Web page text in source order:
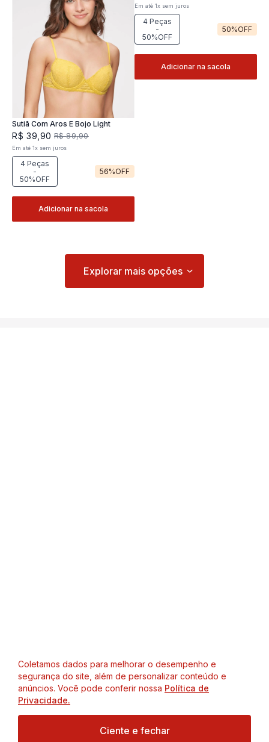
Coletamos dados para melhorar o desempenho e
segurança do site, além de personalizar conteúdo e
anúncios. Você pode conferir nossa Política de
Privacidade.
Ciente e fechar
Sutiã Com Aros E Bojo Light
R$ 39 90 R$ 89,90
Em até1x sem juros
4 Peças
-
50%OFF
56%OFF
Adicionar na sacola
Em até 1x sem juros
4 Peças
-
50%OFF
50%OFF
Adicionar na sacola